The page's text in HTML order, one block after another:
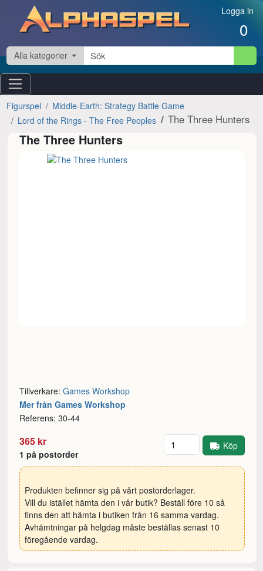
Hoppa till innehåll Logga in
0
Alla kategorier
Figurspel
Middle-Earth: Strategy Battle Game
Lord of the Rings - The Free Peoples
The Three Hunters
The Three Hunters
Tillverkare:Games Workshop
Mer från Games Workshop
Referens: 30-44
365 kr
1 på postorder
Antal Köp
Produkten befinner sig på vårt postorderlager.
Vill du istället hämta den i vår butik? Beställ före 10 så
finns den att hämta i butiken från 16 samma vardag.
Avhämtningar på helgdag måste beställas senast 10
föregående vardag.